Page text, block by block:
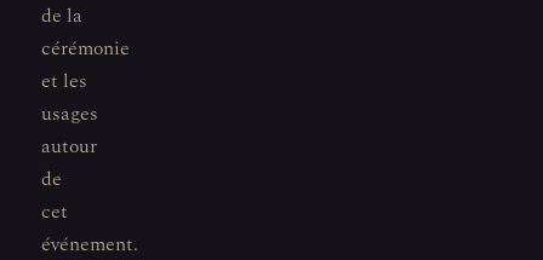
de la
cérémonie
et les
usages
autour
de
cet
événement.